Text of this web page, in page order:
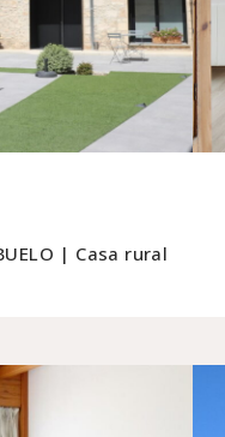
| Casa rural